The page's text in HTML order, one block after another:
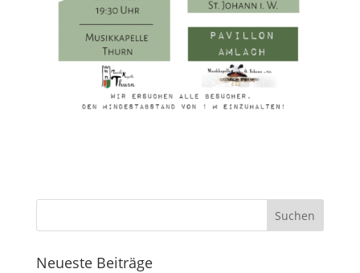
Neueste Beiträge